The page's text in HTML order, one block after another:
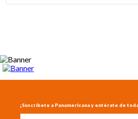
¡Suscríbete a Panamericana y entérate de